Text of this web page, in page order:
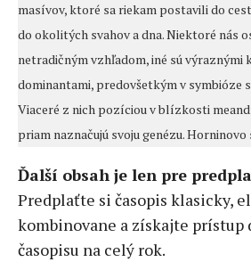
masívov, ktoré sa riekam postavili do
do okolitých svahov a dna. Niektoré nás
netradičným vzhľadom, iné sú výraznými
dominantami, predovšetkým v symbióze
Viaceré z nich pozíciou v blízkosti
priam naznačujú svoju genézu. Horninovo
Ďalší obsah je len pre
Predplaťte si časopis klasicky,
kombinovane a získajte prístup
časopisu na celý rok.